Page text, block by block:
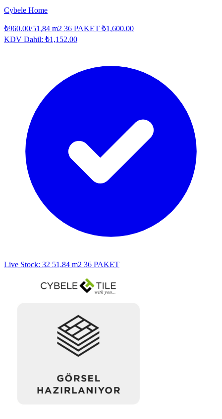
Cybele Home
₺960.00/51,84 m2 36 PAKET ₺1,600.00
KDV Dahil: ₺1,152.00
Live Stock: 32 51,84 m2 36 PAKET